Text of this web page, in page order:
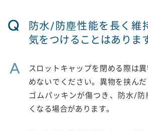
Q
防水/防塵性能を長く維
気をつけることはありま
A
スロットキャップを閉める際は
めないでください。異物を挟んだ
ゴムパッキンが傷つき、防水/防
くなる場合があります。